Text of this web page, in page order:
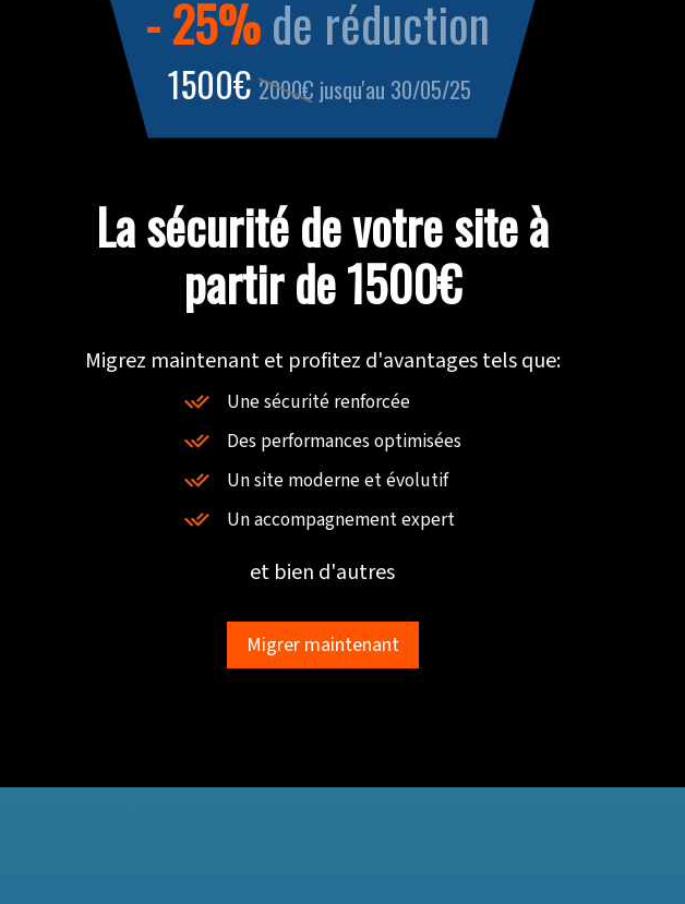
- 25%de réduction
1500€2000€ jusqu'au 30/05/25
La sécurité de votre site à
partir de 1500€
Migrez maintenant et profitez d'avantages tels que:
Une sécurité renforcée
Des performances optimisées
Un site moderne et évolutif
Un accompagnement expert
et bien d'autres
Migrer maintenant